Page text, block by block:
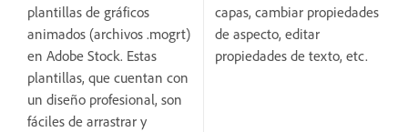
plantillas de gráficos
animados (archivos .mogrt)
en Adobe Stock. Estas
plantillas, que cuentan con
un diseño profesional, son
fáciles de arrastrar y
capas, cambiar propiedades
de aspecto, editar
propiedades de texto, etc.